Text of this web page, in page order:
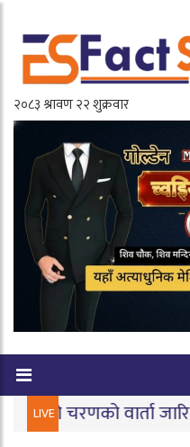
LIVE
वार्ता जारि|